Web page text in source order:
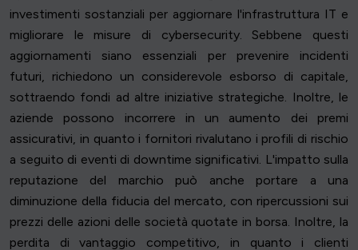
investimenti sostanziali per aggiornare l'infrastruttura IT e
migliorare le misure di cybersecurity. Sebbene questi
aggiornamenti siano essenziali per prevenire incidenti
futuri, richiedono un considerevole esborso di capitale,
sottraendo fondi ad altre iniziative strategiche. Inoltre, le
aziende possono incorrere in un aumento dei premi
assicurativi, in quanto i fornitori rivalutano i profili di rischio
a seguito di eventi di downtime significativi. L'impatto sulla
reputazione del marchio può anche portare a una
diminuzione della fiducia del mercato, con ripercussioni sui
prezzi delle azioni delle società quotate in borsa. Inoltre, la
perdita di vantaggio competitivo, in quanto i clienti